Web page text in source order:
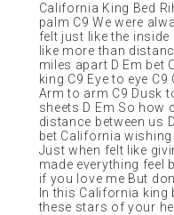
California King Bed
palm C9 We were
felt just like the
like more than
miles apart D Em
king C9 Eye to eye
Arm to arm C9 Dusk
sheets D Em So how
distance between us
bet California
Just when felt like
made everything feel
if you love me But
In this California king
these stars of your